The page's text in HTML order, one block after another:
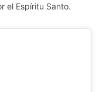
el Espíritu Santo.